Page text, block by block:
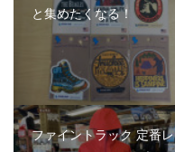
と集めたくなる！
ファイントラック 定番レ